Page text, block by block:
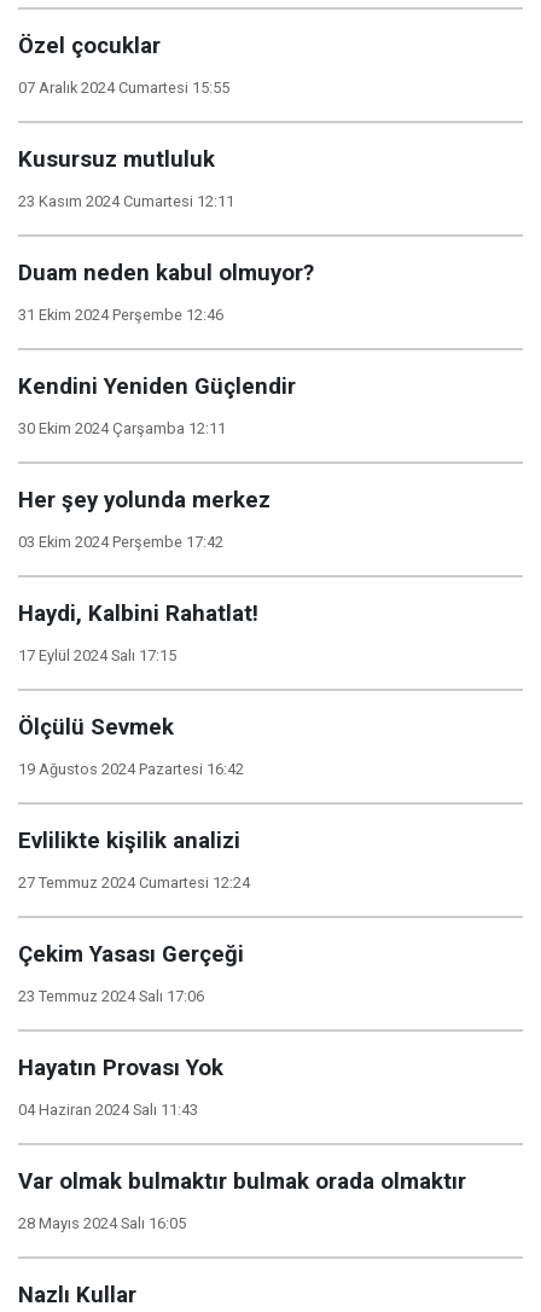
Özel çocuklar
07 Aralık 2024 Cumartesi 15:55
Kusursuz mutluluk
23 Kasım 2024 Cumartesi 12:11
Duam neden kabul olmuyor?
31 Ekim 2024 Perşembe 12:46
Kendini Yeniden Güçlendir
30 Ekim 2024 Çarşamba 12:11
Her şey yolunda merkez
03 Ekim 2024 Perşembe 17:42
Haydi, Kalbini Rahatlat!
17 Eylül 2024 Salı 17:15
Ölçülü Sevmek
19 Ağustos 2024 Pazartesi 16:42
Evlilikte kişilik analizi
27 Temmuz 2024 Cumartesi 12:24
Çekim Yasası Gerçeği
23 Temmuz 2024 Salı 17:06
Hayatın Provası Yok
04 Haziran 2024 Salı 11:43
Var olmak bulmaktır bulmak orada olmaktır
28 Mayıs 2024 Salı 16:05
Nazlı Kullar